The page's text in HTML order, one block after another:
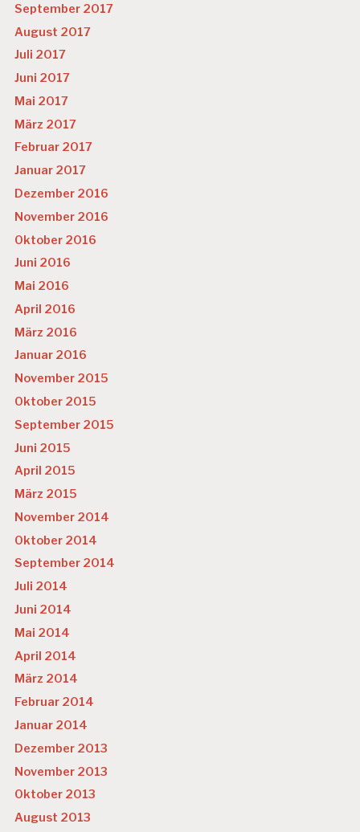
September 2017
August 2017
Juli 2017
Juni 2017
Mai 2017
März 2017
Februar 2017
Januar 2017
Dezember 2016
November 2016
Oktober 2016
Juni 2016
Mai 2016
April 2016
März 2016
Januar 2016
November 2015
Oktober 2015
September 2015
Juni 2015
April 2015
März 2015
November 2014
Oktober 2014
September 2014
Juli 2014
Juni 2014
Mai 2014
April 2014
März 2014
Februar 2014
Januar 2014
Dezember 2013
November 2013
Oktober 2013
August 2013